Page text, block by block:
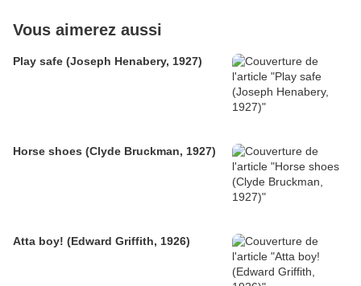
Vous aimerez aussi
Play safe (Joseph Henabery, 1927)
Horse shoes (Clyde Bruckman, 1927)
Atta boy! (Edward Griffith, 1926)